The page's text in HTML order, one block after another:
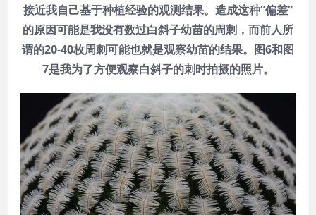
接近我自己基于种植经验的观测结果。造成这种“偏差”
的原因可能是我没有数过白斜子幼苗的周刺，而前人所
谓的20-40枚周刺可能也就是观察幼苗的结果。图6和图
7是我为了方便观察白斜子的刺时拍摄的照片。